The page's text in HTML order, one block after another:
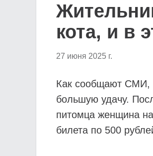
кота, и в
27 июня 2025 г.
Как сообщают СМИ,
большую удачу.
питомца женщина
билета по 500